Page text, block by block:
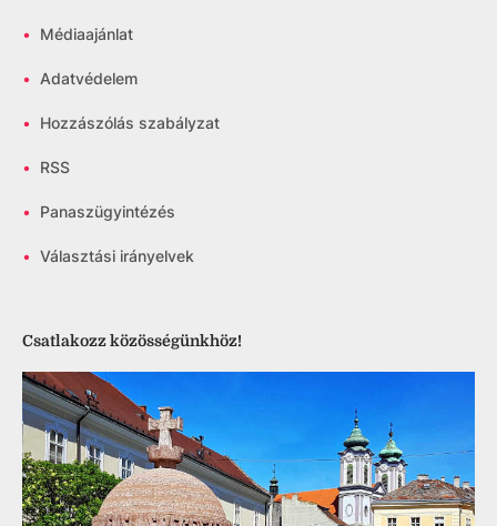
• Médiaajánlat
• Adatvédelem
• Hozzászólás szabályzat
• RSS
• Panaszügyintézés
• Választási irányelvek
Csatlakozz közösségünkhöz!